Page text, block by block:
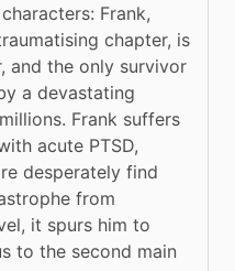
Frank,
chapter, is
and the only survivor
a devastating
Frank suffers
acute PTSD,
desperately find
from
it spurs him to
to the second main